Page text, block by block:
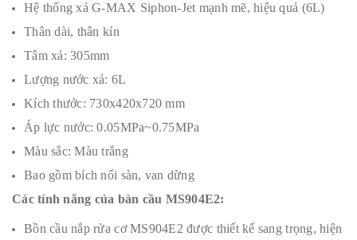
Hệ thống xả G-MAX Siphon-Jet mạnh mẽ, hiệu quả (6L)
Thân dài, thân kín
Tâm xả: 305mm
Lượng nước xả: 6L
Kích thước: 730x420x720 mm
Áp lực nước: 0.05MPa~0.75MPa
Màu sắc: Màu trắng
Bao gồm bích nối sàn, van dừng
Các tính năng của bàn cầu MS904E2:
Bồn cầu nắp rửa cơ MS904E2 được thiết kế sang trọng, hiện